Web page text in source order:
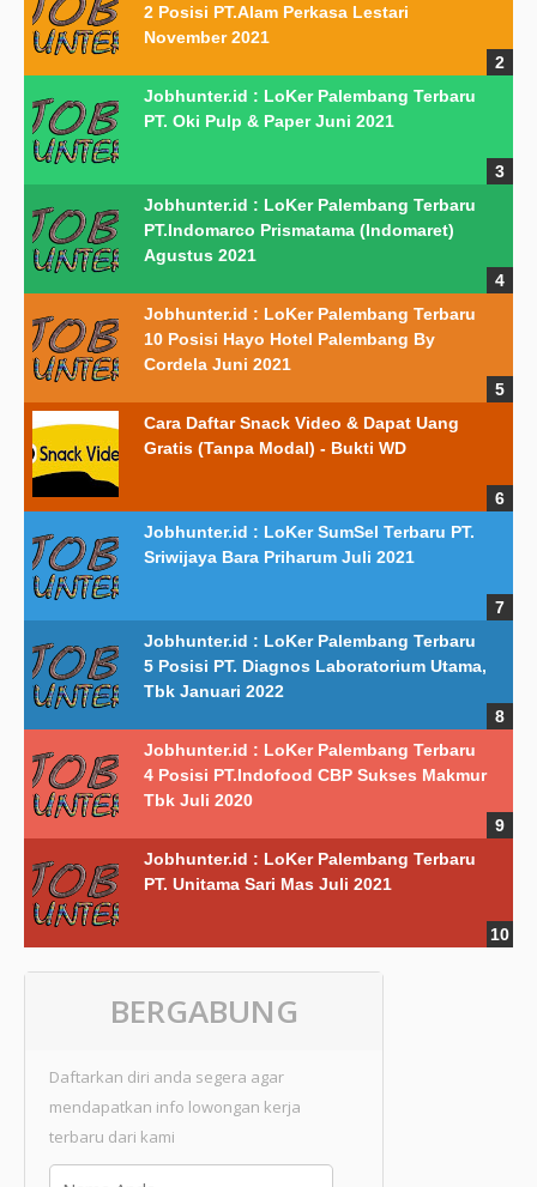
2 Posisi PT.Alam Perkasa Lestari
November 2021
Jobhunter.id : LoKer Palembang Terbaru
PT. Oki Pulp & Paper Juni 2021
Jobhunter.id : LoKer Palembang Terbaru
PT.Indomarco Prismatama (Indomaret)
Agustus 2021
Jobhunter.id : LoKer Palembang Terbaru
10 Posisi Hayo Hotel Palembang By
Cordela Juni 2021
Cara Daftar Snack Video & Dapat Uang
Gratis (Tanpa Modal) - Bukti WD
Jobhunter.id : LoKer SumSel Terbaru PT.
Sriwijaya Bara Priharum Juli 2021
Jobhunter.id : LoKer Palembang Terbaru
5 Posisi PT. Diagnos Laboratorium Utama,
Tbk Januari 2022
Jobhunter.id : LoKer Palembang Terbaru
4 Posisi PT.Indofood CBP Sukses Makmur
Tbk Juli 2020
Jobhunter.id : LoKer Palembang Terbaru
PT. Unitama Sari Mas Juli 2021
BERGABUNG
Daftarkan diri anda segera agar
mendapatkan info lowongan kerja
terbaru dari kami